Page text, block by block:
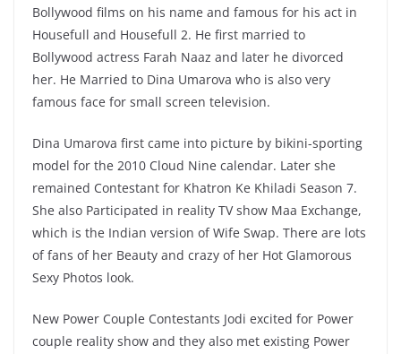
Bollywood films on his name and famous for his act in
Housefull and Housefull 2. He first married to
Bollywood actress Farah Naaz and later he divorced
her. He Married to Dina Umarova who is also very
famous face for small screen television.
Dina Umarova first came into picture by bikini-sporting
model for the 2010 Cloud Nine calendar. Later she
remained Contestant for Khatron Ke Khiladi Season 7.
She also Participated in reality TV show Maa Exchange,
which is the Indian version of Wife Swap. There are lots
of fans of her Beauty and crazy of her Hot Glamorous
Sexy Photos look.
New Power Couple Contestants Jodi excited for Power
couple reality show and they also met existing Power